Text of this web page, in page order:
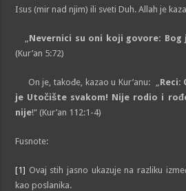
Isus (mir nad njim) ili sveti Duh. Allah je
Nevernici su oni koji govore: Bog
(Kur’an 5:72)
On je, takođe, kazao u Kur’anu: „ Reci:
je Utočište svakom! Nije rodio i
nije!“ (Kur’an 112:1-4)
Fusnote:
[1] Ovaj stih jasno ukazuje na razliku
kao poslanika.